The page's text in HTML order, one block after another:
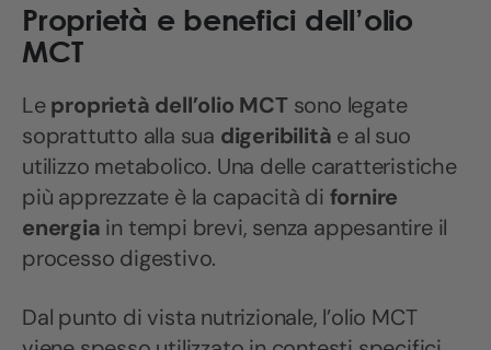
Proprietà e benefici dell’olio
MCT
Leproprietà dell’olio MCTsono legate
soprattutto alla sua digeribilità e al suo
utilizzo metabolico. Una delle caratteristiche
più apprezzate è la capacità di fornire
energia in tempi brevi, senza appesantire il
processo digestivo.
Dal punto di vista nutrizionale, l’olio MCT